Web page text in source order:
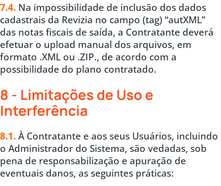
7.4. Na impossibilidade de inclusão dos dados
cadastrais da Revizia no campo (tag) “autXML”
das notas fiscais de saída, a Contratante deverá
efetuar o upload manual dos arquivos, em
formato .XML ou .ZIP., de acordo com a
possibilidade do plano contratado.
8 - Limitações de Uso e
Interferência
8.1. À Contratante e aos seus Usuários, incluindo
o Administrador do Sistema, são vedadas, sob
pena de responsabilização e apuração de
eventuais danos, as seguintes práticas: